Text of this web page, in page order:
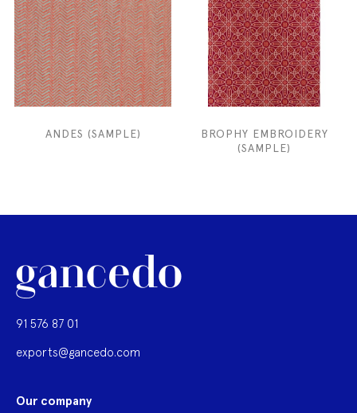
ANDES (SAMPLE)
BROPHY EMBROIDERY
(SAMPLE)
91 576 87 01
exports@gancedo.com
Our company